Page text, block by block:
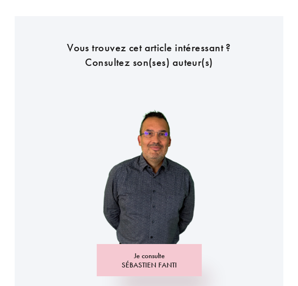
Vous trouvez cet article intéressant ?
Consultez son(ses) auteur(s)
Je consulte
SÉBASTIEN FANTI